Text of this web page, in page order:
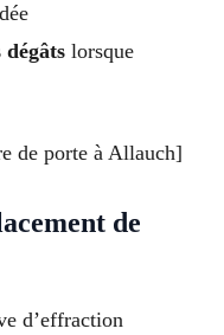
dégâtslorsque
de porte à Allauch]
de
d’effraction